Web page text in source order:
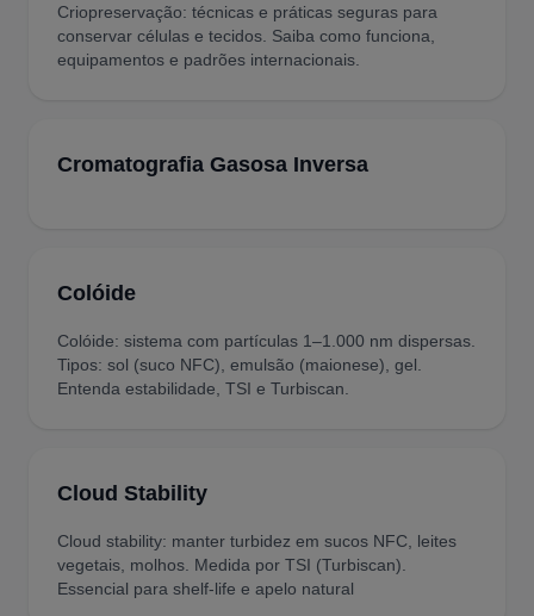
Criopreservação: técnicas e práticas seguras para
conservar células e tecidos. Saiba como funciona,
equipamentos e padrões internacionais.
Cromatografia Gasosa Inversa
Colóide
Colóide: sistema com partículas 1–1.000 nm dispersas.
Tipos: sol (suco NFC), emulsão (maionese), gel.
Entenda estabilidade, TSI e Turbiscan.
Cloud Stability
Cloud stability: manter turbidez em sucos NFC, leites
vegetais, molhos. Medida por TSI (Turbiscan).
Essencial para shelf-life e apelo natural